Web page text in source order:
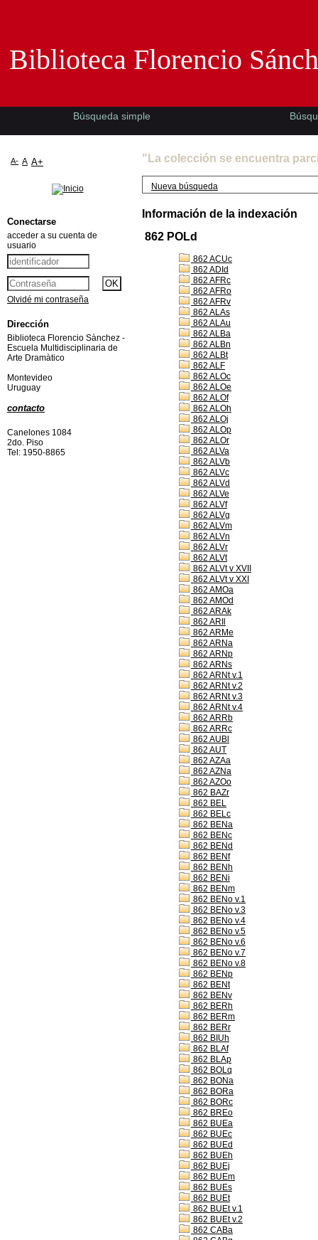
"La colección se encuentra
Nueva búsqueda
Información de la indexación
862 POLd
862 ACUc
862 ADId
862 AFRc
862 AFRo
862 AFRv
862 ALAs
862 ALAu
862 ALBa
862 ALBn
862 ALBt
862 ALF
862 ALOc
862 ALOe
862 ALOf
862 ALOh
862 ALOj
862 ALOp
862 ALOr
862 ALVa
862 ALVb
862 ALVc
862 ALVd
862 ALVe
862 ALVf
862 ALVg
862 ALVm
862 ALVn
862 ALVr
862 ALVt
862 ALVt v XVII
862 ALVt v XXI
862 AMOa
862 AMOd
862 ARAk
862 ARIl
862 ARMe
862 ARNa
862 ARNp
862 ARNs
862 ARNt v.1
862 ARNt v.2
862 ARNt v.3
862 ARNt v.4
862 ARRb
862 ARRc
862 AUBl
862 AUT
862 AZAa
862 AZNa
862 AZOo
862 BAZr
862 BEL
862 BELc
862 BENa
862 BENc
862 BENd
862 BENf
862 BENh
862 BENi
862 BENm
862 BENo v.1
862 BENo v.3
862 BENo v.4
862 BENo v.5
862 BENo v.6
862 BENo v.7
862 BENo v.8
862 BENp
862 BENt
862 BENv
862 BERh
862 BERm
862 BERr
862 BIUh
862 BLAf
862 BLAp
862 BOLq
862 BONa
862 BORa
862 BORc
862 BREo
862 BUEa
862 BUEc
862 BUEd
862 BUEh
862 BUEj
862 BUEm
862 BUEs
862 BUEt
862 BUEt v.1
862 BUEt v.2
862 CABa
Biblioteca Florencio
Búsqueda simple
A- A A+
Conectarse
acceder a su cuenta de
usuario
Olvidé mi contraseña
Dirección
Biblioteca Florencio Sànchez -
Escuela Multidisciplinaria de
Arte Dramàtico
Montevideo
Uruguay
contacto
Canelones 1084
2do. Piso
Tel: 1950-8865